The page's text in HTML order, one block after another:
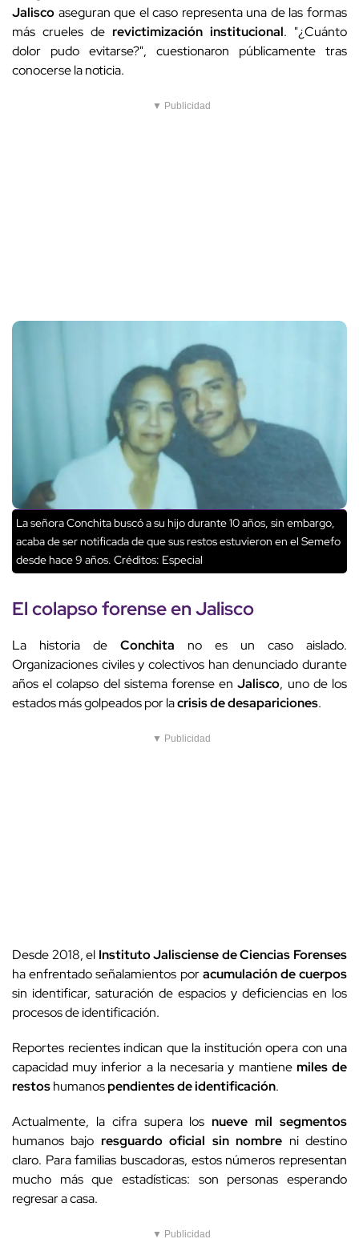
Jalisco aseguran que el caso representa una de las formas
más crueles de revictimización institucional. "¿Cuánto
dolor pudo evitarse?", cuestionaron públicamente tras
conocerse la noticia.
▼ Publicidad
La señora Conchita buscó a su hijo durante 10 años, sin embargo,
acaba de ser notificada de que sus restos estuvieron en el Semefo
desde hace 9 años. Créditos: Especial
El colapso forense enJalisco
La historia de Conchita no es un caso aislado.
Organizaciones civiles y colectivos han denunciado durante
años el colapso del sistema forense enJalisco, uno de los
estados más golpeados por lacrisis de desapariciones.
▼ Publicidad
Desde 2018, el Instituto Jalisciense de Ciencias Forenses
ha enfrentado señalamientos poracumulación de cuerpos
sin identificar, saturación de espacios y deficiencias en los
procesos de identificación.
Reportes recientes indican que la institución opera con una
capacidad muy inferior a la necesaria y mantiene miles de
restoshumanospendientes de identificación.
Actualmente, la cifra supera losnueve mil segmentos
humanos bajo resguardo oficial sin nombre ni destino
claro. Para familias buscadoras, estos números representan
mucho más que estadísticas: son personas esperando
regresar a casa.
▼ Publicidad